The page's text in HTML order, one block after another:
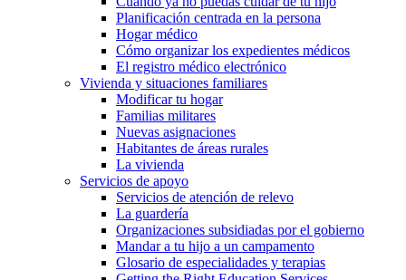
Planificación centrada en la persona
Hogar médico
Cómo organizar los expedientes médicos
El registro médico electrónico
Vivienda y situaciones familiares
Modificar tu hogar
Familias militares
Nuevas asignaciones
Habitantes de áreas rurales
La vivienda
Servicios de apoyo
Servicios de atención de relevo
La guardería
Organizaciones subsidiadas por el gobierno
Mandar a tu hijo a un campamento
Glosario de especialidades y terapias